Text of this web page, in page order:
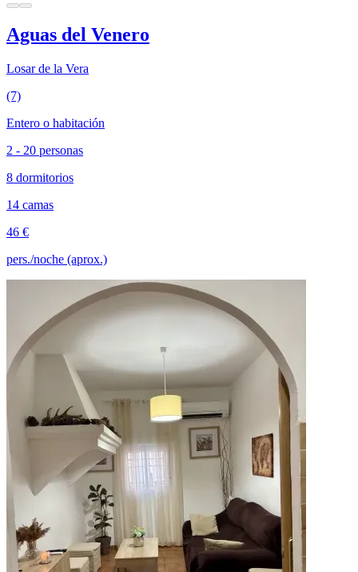
Aguas del Venero
Losar de la Vera
(7)
Entero o habitación
2 - 20 personas
8 dormitorios
14 camas
46 €
pers./noche (aprox.)